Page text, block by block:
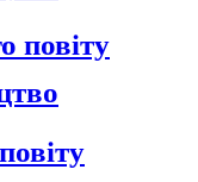
повіту